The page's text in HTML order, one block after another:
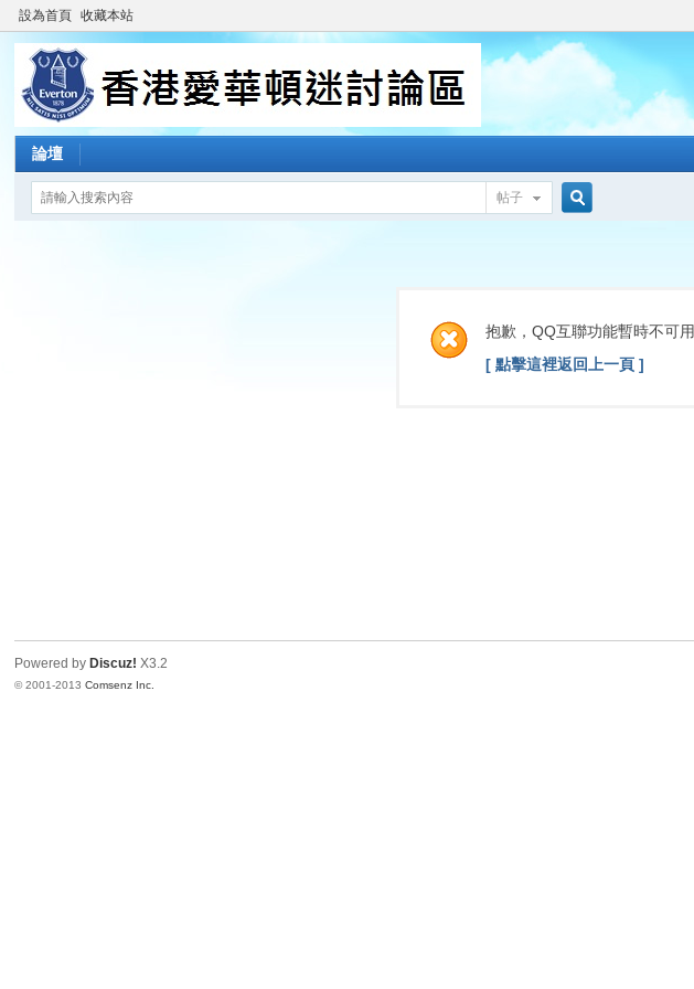
設為首頁 收藏本站
論壇
帖子
索
抱歉，QQ互聯功能暫時不可用
[ 點擊這裡返回上一頁 ]
Powered by Discuz! X3.2
© 2001-2013Comsenz Inc.